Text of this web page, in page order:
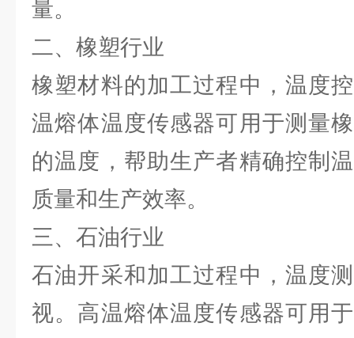
量。
二、橡塑行业
橡塑材料的加工过程中，温度
温熔体温度传感器可用于测量
的温度，帮助生产者精确控制
质量和生产效率。
三、石油行业
石油开采和加工过程中，温度
视。高温熔体温度传感器可用